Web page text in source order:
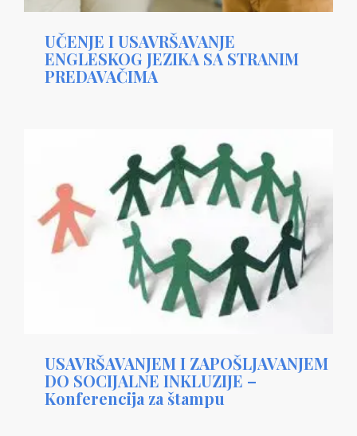
UČENJE I USAVRŠAVANJE
ENGLESKOG JEZIKA SA STRANIM
PREDAVAČIMA
USAVRŠAVANJEM I ZAPOŠLJAVANJEM
DO SOCIJALNE INKLUZIJE –
Konferencija za štampu